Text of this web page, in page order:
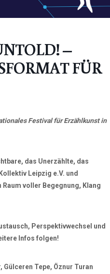
–
FÜR
Festival für Erzählkunst in
das Unerzählte, das
Leipzig e.V. und
Raum voller Begegnung, Klang
Perspektivwechsel und
Infos folgen!
Gülceren Tepe, Öznur Turan